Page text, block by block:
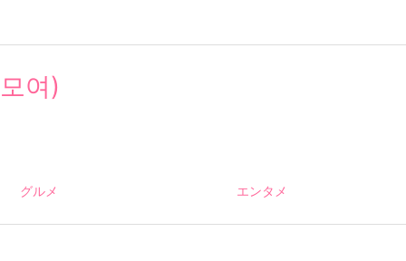
여)
グルメ エンタメ